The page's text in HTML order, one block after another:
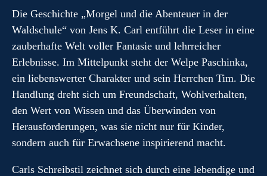
Die Geschichte „Morgel und die Abenteuer in der
Waldschule“ von Jens K. Carl entführt die Leser in eine
zauberhafte Welt voller Fantasie und lehrreicher
Erlebnisse. Im Mittelpunkt steht der Welpe Paschinka,
ein liebenswerter Charakter und sein Herrchen Tim. Die
Handlung dreht sich um Freundschaft, Wohlverhalten,
den Wert von Wissen und das Überwinden von
Herausforderungen, was sie nicht nur für Kinder,
sondern auch für Erwachsene inspirierend macht.
Carls Schreibstil zeichnet sich durch eine lebendige und